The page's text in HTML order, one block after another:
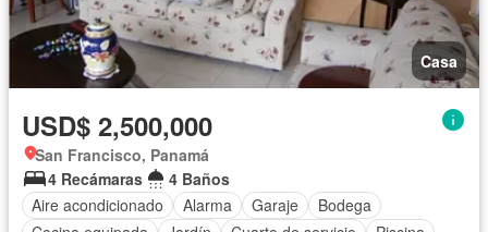
Casa
USD$ 2,500,000
San Francisco, Panamá
4 Recámaras
4 Baños
Aire acondicionado
Alarma Garaje
Bodega